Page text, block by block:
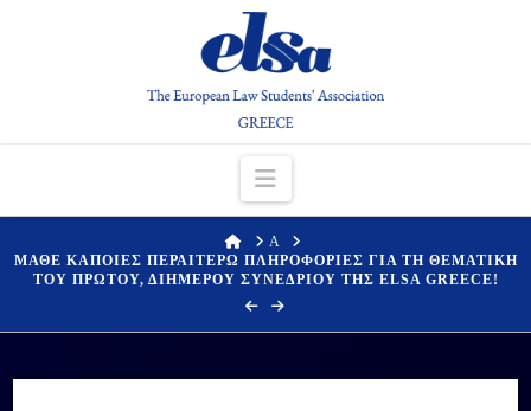
Navigation
HOME
Α
ΜΑΘΕ ΚΑΠΟΙΕΣ ΠΕΡΑΙΤΕΡΩ ΠΛΗΡΟΦΟΡΙΕΣ ΓΙΑ ΤΗ ΘΕΜΑΤΙΚΗ
ΤΟΥ ΠΡΩΤΟΥ, ΔΙΗΜΕΡΟΥ ΣΥΝΕΔΡΙΟΥ ΤΗΣ ELSA GREECE!